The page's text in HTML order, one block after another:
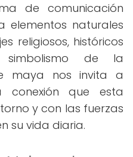
de comunicación
elementos naturales
religiosos, históricos
simbolismo de la
maya nos invita a
conexión que esta
y con las fuerzas
su vida diaria.